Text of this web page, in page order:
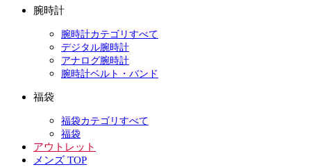
腕時計
腕時計カテゴリすべて
デジタル腕時計
アナログ腕時計
腕時計ベルト・バンド
福袋
福袋カテゴリすべて
福袋
アウトレット
メンズ TOP